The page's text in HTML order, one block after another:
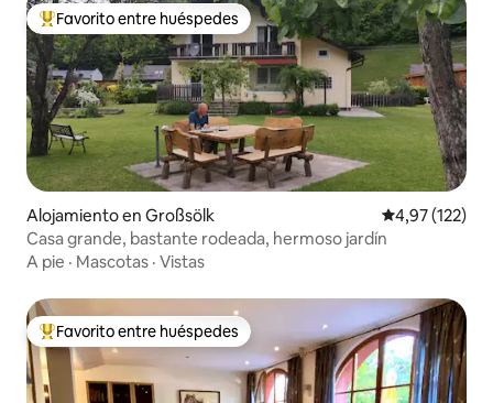
Favorito entre los huéspedes más destacados
Favorito entre huéspedes
Alojamiento en Großsölk Calificación
4,97 (122)
Casa grande, bastante rodeada, hermoso jardín
A pie · Mascotas · Vistas
Favorito entre los huéspedes más destacados
Favorito entre huéspedes